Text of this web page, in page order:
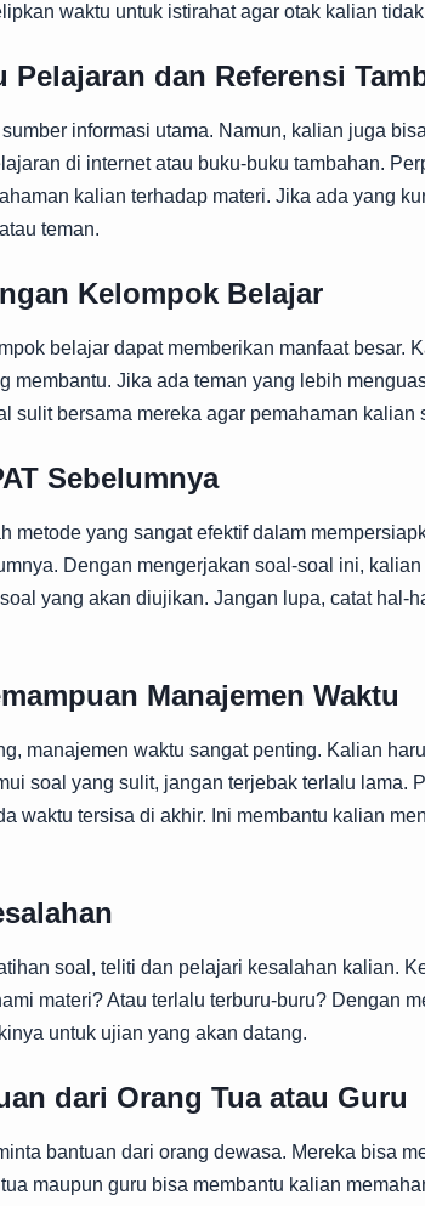
waktu untuk istirahat agar otak kalian
Pelajaran dan Referensi
informasi utama. Namun, kalian juga
di internet atau buku-buku tambahan.
kalian terhadap materi. Jika ada yang
teman.
Kelompok Belajar
belajar dapat memberikan manfaat besar.
membantu. Jika ada teman yang lebih
sulit bersama mereka agar pemahaman kalian
Sebelumnya
metode yang sangat efektif dalam
Dengan mengerjakan soal-soal ini,
yang akan diujikan. Jangan lupa, catat hal-
Manajemen Waktu
manajemen waktu sangat penting. Kalian
soal yang sulit, jangan terjebak terlalu lama.
waktu tersisa di akhir. Ini membantu kalian
soal, teliti dan pelajari kesalahan kalian.
materi? Atau terlalu terburu-buru? Dengan
untuk ujian yang akan datang.
dari Orang Tua atau Guru
bantuan dari orang dewasa. Mereka bisa
maupun guru bisa membantu kalian